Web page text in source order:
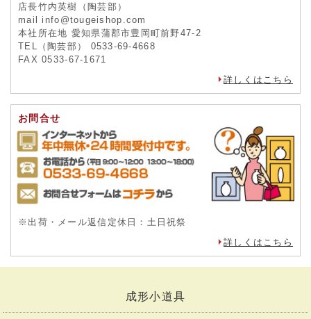
店長竹内英樹（陶芸部）
mail info@tougeishop.com
本社所在地 愛知県蒲郡市豊岡町前野47-2
TEL（陶芸部） 0533-69-4668
FAX 0533-67-1671
詳しくはこちら
お問合せ
※出荷・メール返信定休日：土日祝祭
詳しくはこちら
成形小道具